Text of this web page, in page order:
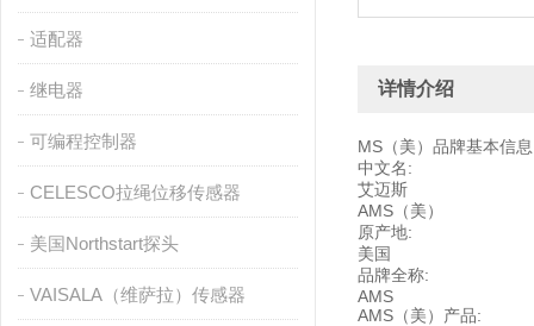
适配器
继电器
可编程控制器
CELESCO拉绳位移传感器
美国Northstart探头
VAISALA（维萨拉）传感器
详情介绍
MS（美）品牌基本信息
中文名:
艾迈斯
AMS（美）
原产地:
美国
品牌全称:
AMS
AMS（美）产品: